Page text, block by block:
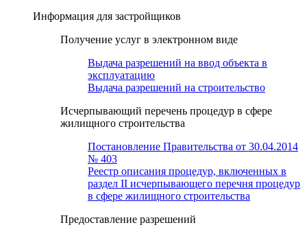
Информация для застройщиков
Получение услуг в электронном виде
Выдача разрешений на ввод объекта в
эксплуатацию
Выдача разрешений на строительство
Исчерпывающий перечень процедур в сфере
жилищного строительства
Постановление Правительства от 30.04.2014
№ 403
Реестр описания процедур, включенных в
раздел II исчерпывающего перечня процедур
в сфере жилищного строительства
Предоставление разрешений